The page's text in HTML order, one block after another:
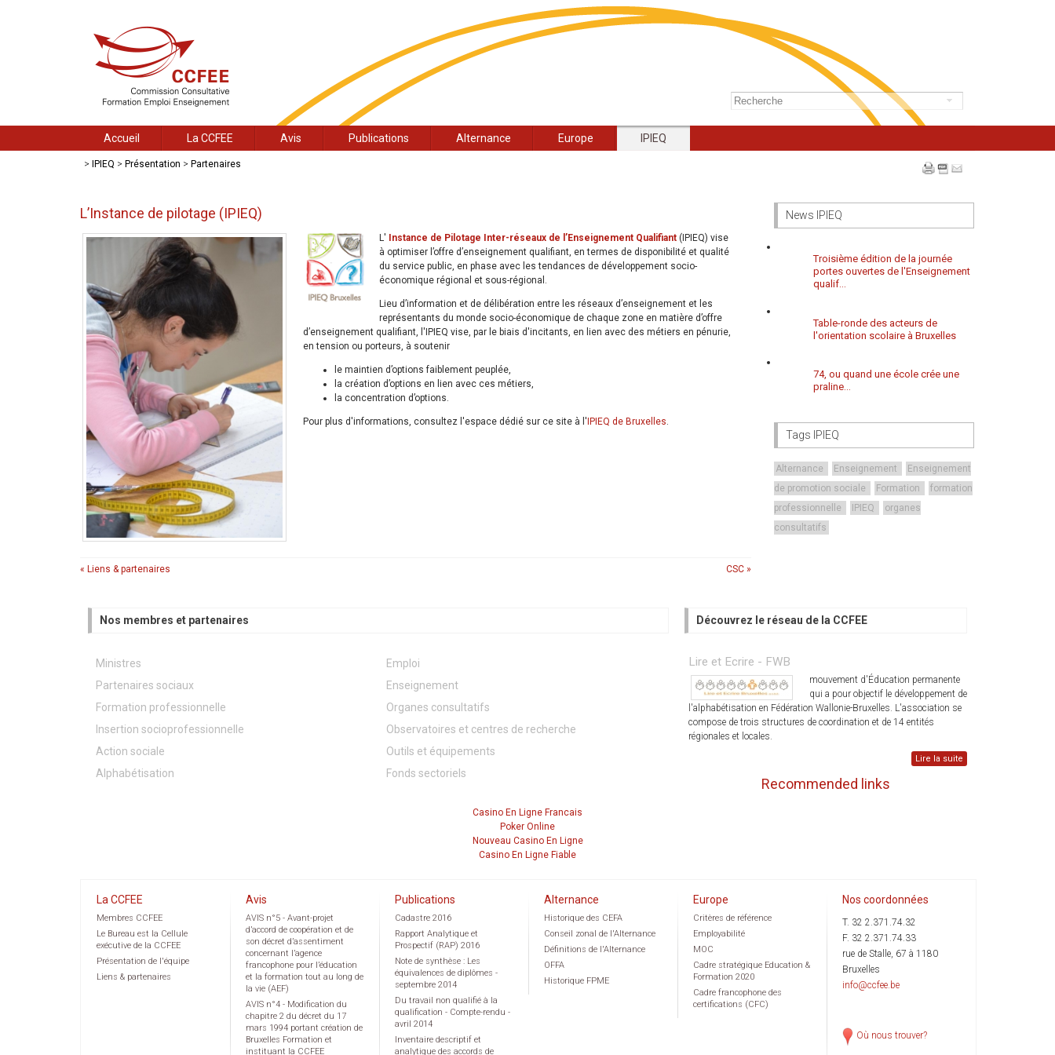
Accueil La CCFEE Avis Publications Alternance Europe IPIEQ
> IPIEQ > Présentation > Partenaires
L’Instance de pilotage (IPIEQ)
L' Instance de Pilotage Inter-réseaux de l’Enseignement Qualifiant (IPIEQ) vise
à optimiser l’offre d’enseignement qualifiant, en termes de disponibilité et qualité
du service public, en phase avec les tendances de développement socio-
économique régional et sous-régional.
Lieu d’information et de délibération entre les réseaux d’enseignement et les
représentants du monde socio-économique de chaque zone en matière d’offre
d’enseignement qualifiant, l'IPIEQ vise, par le biais d'incitants, en lien avec des métiers en pénurie,
en tension ou porteurs, à soutenir
le maintien d’options faiblement peuplée,
la création d’options en lien avec ces métiers,
la concentration d’options.
Pour plus d'informations, consultez l'espace dédié sur ce site à l' IPIEQ de Bruxelles.
« Liens & partenaires CSC »
News IPIEQ
Troisième édition de la journée
portes ouvertes de l'Enseignement
qualif...
Table-ronde des acteurs de
l'orientation scolaire à Bruxelles
74, ou quand une école crée une
praline...
Tags IPIEQ
Alternance Enseignement
Enseignement
de promotion sociale
Formation
formation
professionnelle
IPIEQ
organes
consultatifs
Nos membres et partenaires
Ministres
Partenaires sociaux
Formation professionnelle
Insertion socioprofessionnelle
Action sociale
Alphabétisation
Emploi
Enseignement
Organes consultatifs
Observatoires et centres de recherche
Outils et équipements
Fonds sectoriels
Découvrez le réseau de la CCFEE
Lire et Ecrire - FWB
mouvement d'Éducation permanente
qui a pour objectif le développement de
l'alphabétisation en Fédération Wallonie-Bruxelles. L'association se
compose de trois structures de coordination et de 14 entités
régionales et locales.
Lire la suite
Recommended links
Casino En Ligne Francais
Poker Online
Nouveau Casino En Ligne
Casino En Ligne Fiable
La CCFEE
Membres CCFEE
Le Bureau est la Cellule
exécutive de la CCFEE
Présentation de l'équipe
Liens & partenaires
Avis
AVIS n°5 - Avant-projet
d’accord de coopération et de
son décret d’assentiment
concernant l’agence
francophone pour l’éducation
et la formation tout au long de
la vie (AEF)
AVIS n°4 - Modification du
chapitre 2 du décret du 17
mars 1994 portant création de
Bruxelles Formation et
instituant la CCFEE
Publications
Cadastre 2016
Rapport Analytique et
Prospectif (RAP) 2016
Note de synthèse : Les
équivalences de diplômes -
septembre 2014
Du travail non qualifié à la
qualification - Compte-rendu -
avril 2014
Inventaire descriptif et
analytique des accords de
Alternance
Historique des CEFA
Conseil zonal de l'Alternance
Définitions de l'Alternance
OFFA
Historique FPME
Europe
Critères de référence
Employabilité
MOC
Cadre stratégique Education &
Formation 2020
Cadre francophone des
certifications (CFC)
Nos coordonnées
T. 32 2.371.74.32
F. 32 2.371.74.33
rue de Stalle, 67 à 1180
Bruxelles
info@ccfee.be
Où nous trouver?